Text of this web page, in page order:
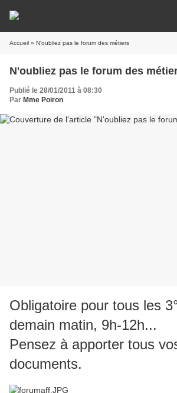
Accueil » N'oubliez pas le forum des métiers
N'oubliez pas le forum des
Publié le 28/01/2011 à 08:30
Par Mme Poiron
Obligatoire pour tous les
demain matin, 9h-12h...
Pensez à apporter tous
documents.